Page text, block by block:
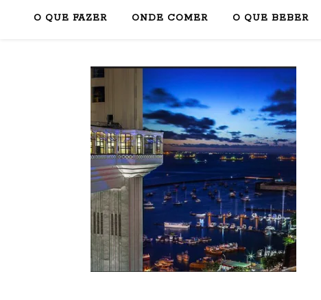
O QUE FAZER ONDE COMER O QUE BEBER